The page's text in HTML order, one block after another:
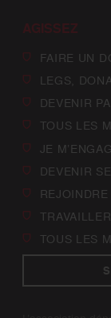
AGISSEZ
FAIRE UN
LEGS,
DEVENIR
TOUS LES
JE
DEVENIR
TOUS LES